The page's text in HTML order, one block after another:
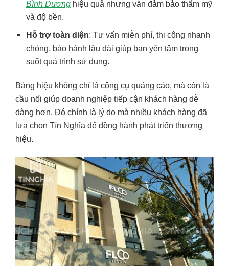
Bình Dươnghiệu quả nhưng vẫn đảm bảo thẩm mỹ
và độ bền.
Hỗ trợ toàn diện: Tư vấn miễn phí, thi công nhanh
chóng, bảo hành lâu dài giúp bạn yên tâm trong
suốt quá trình sử dụng.
Bảng hiệu không chỉ là công cụ quảng cáo, mà còn là
cầu nối giúp doanh nghiệp tiếp cận khách hàng dễ
dàng hơn. Đó chính là lý do mà nhiều khách hàng đã
lựa chọn Tín Nghĩa để đồng hành phát triển thương
hiệu.